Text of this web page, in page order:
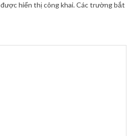
hiển thị công khai.Các trường bắt